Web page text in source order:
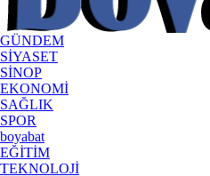
GÜNDEM
SİYASET
SİNOP
EKONOMİ
SAĞLIK
SPOR
boyabat
EĞİTİM
TEKNOLOJİ